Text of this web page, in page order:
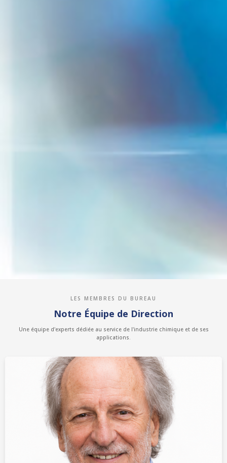
LES MEMBRES DU BUREAU
Notre Équipe de Direction
Une équipe d'experts dédiée au service de l'industrie chimique et de ses
applications.